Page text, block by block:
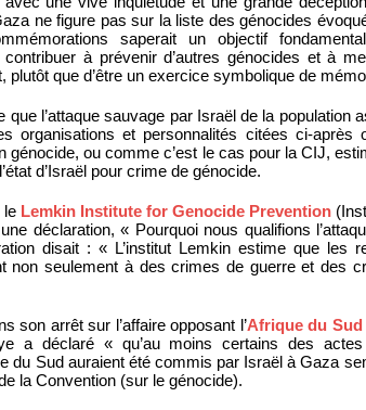
ne figure pas sur la liste des génocides
saperait un objectif
contribuer à prévenir d’autres génocides et à
plutôt que d’être un exercice symbolique de
que l’attaque sauvage par Israël de la population
organisations et personnalités citées ci-après
génocide, ou comme c’est le cas pour la CIJ,
d’Israël pour crime de génocide.
le Lemkin Institute for Genocide Prevention
déclaration, « Pourquoi nous qualifions
disait : « L’institut Lemkin estime que les
non seulement à des crimes de guerre et des
son arrêt sur l’affaire opposant l’Afrique du Sud
a déclaré « qu’au moins certains des
du Sud auraient été commis par Israël à Gaza
la Convention (sur le génocide).